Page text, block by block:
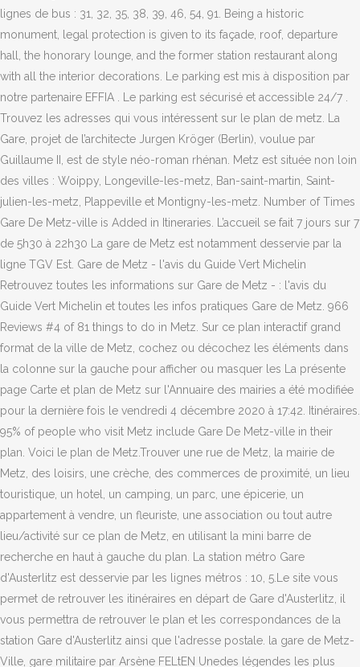
lignes de bus : 31, 32, 35, 38, 39, 46, 54, 91. Being a historic
monument, legal protection is given to its façade, roof, departure
hall, the honorary lounge, and the former station restaurant along
with all the interior decorations. Le parking est mis à disposition par
notre partenaire EFFIA . Le parking est sécurisé et accessible 24/7 .
Trouvez les adresses qui vous intéressent sur le plan de metz. La
Gare, projet de l’architecte Jurgen Kröger (Berlin), voulue par
Guillaume II, est de style néo-roman rhénan. Metz est située non loin
des villes : Woippy, Longeville-les-metz, Ban-saint-martin, Saint-
julien-les-metz, Plappeville et Montigny-les-metz. Number of Times
Gare De Metz-ville is Added in Itineraries. L’accueil se fait 7 jours sur 7
de 5h30 à 22h30 La gare de Metz est notamment desservie par la
ligne TGV Est. Gare de Metz - l'avis du Guide Vert Michelin
Retrouvez toutes les informations sur Gare de Metz - : l'avis du
Guide Vert Michelin et toutes les infos pratiques Gare de Metz. 966
Reviews #4 of 81 things to do in Metz. Sur ce plan interactif grand
format de la ville de Metz, cochez ou décochez les éléments dans
la colonne sur la gauche pour afficher ou masquer les La présente
page Carte et plan de Metz sur l'Annuaire des mairies a été modifiée
pour la dernière fois le vendredi 4 décembre 2020 à 17:42. Itinéraires.
95% of people who visit Metz include Gare De Metz-ville in their
plan. Voici le plan de Metz.Trouver une rue de Metz, la mairie de
Metz, des loisirs, une crèche, des commerces de proximité, un lieu
touristique, un hotel, un camping, un parc, une épicerie, un
appartement à vendre, un fleuriste, une association ou tout autre
lieu/activité sur ce plan de Metz, en utilisant la mini barre de
recherche en haut à gauche du plan. La station métro Gare
d'Austerlitz est desservie par les lignes métros : 10, 5.Le site vous
permet de retrouver les itinéraires en départ de Gare d'Austerlitz, il
vous permettra de retrouver le plan et les correspondances de la
station Gare d'Austerlitz ainsi que l'adresse postale. la gare de Metz-
Ville, gare militaire par Arsène FELtEN Unedes légendes les plus